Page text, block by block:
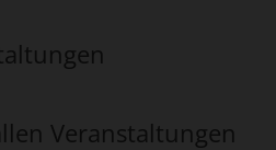
Veranstaltungen